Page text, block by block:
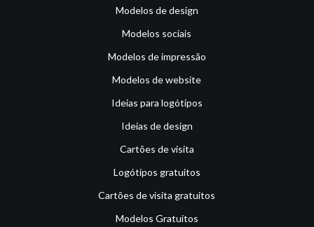
Modelos de design
Modelos sociais
Modelos de impressão
Modelos de website
Ideias para logótipos
Ideias de design
Cartões de visita
Logótipos gratuitos
Cartões de visita gratuitos
Modelos Gratuitos